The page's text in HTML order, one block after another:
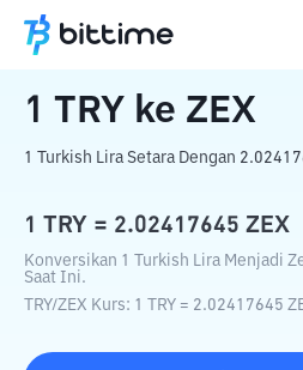
Beranda Konverter Kripto
1 TRY ke ZEX
1 Turkish Lira Setara Dengan
1 TRY = 2.02417645 ZEX
Konversikan 1 Turkish Lira Menjadi
Saat Ini.
TRY/ZEX Kurs: 1 TRY = 2.02417645